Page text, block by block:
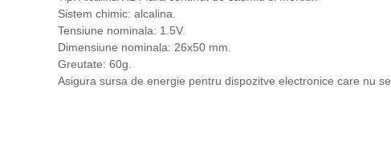
Sistem chimic: alcalina.
Tensiune nominala: 1.5V.
Dimensiune nominala: 26x50 mm.
Greutate: 60g.
Asigura sursa de energie pentru dispozitve electronice care nu